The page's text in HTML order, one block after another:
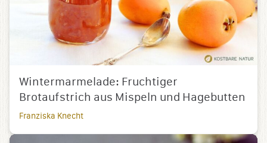
Wintermarmelade: Fruchtiger
Brotaufstrich aus Mispeln und Hagebutten
Franziska Knecht